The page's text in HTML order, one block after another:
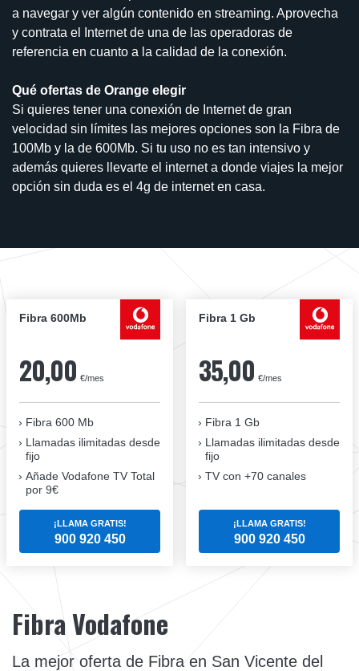
a navegar y ver algún contenido en streaming. Aprovecha
y contrata el Internet de una de las operadoras de
referencia en cuanto a la calidad de la conexión.
Qué ofertas de Orange elegir
Si quieres tener una conexión de Internet de gran
velocidad sin límites las mejores opciones son la Fibra de
100Mb y la de 600Mb. Si tu uso no es tan intensivo y
además quieres llevarte el internet a donde viajes la mejor
opción sin duda es el 4g de internet en casa.
Fibra 600Mb
20,00 €/mes
Fibra 600 Mb
Llamadas ilimitadas desde
fijo
Añade Vodafone TV Total
por 9€
¡LLAMA GRATIS!
900 920 450
Fibra 1 Gb
35,00 €/mes
Fibra 1 Gb
Llamadas ilimitadas desde
fijo
TV con +70 canales
¡LLAMA GRATIS!
900 920 450
Fibra Vodafone
La mejor oferta de Fibra en San Vicente del